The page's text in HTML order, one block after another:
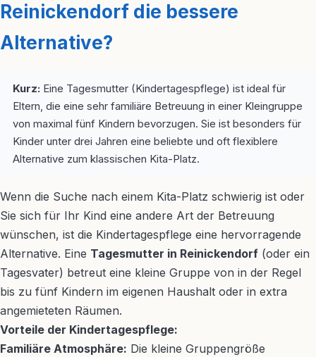
Reinickendorf die bessere
Alternative?
Kurz: Eine Tagesmutter (Kindertagespflege) ist ideal für
Eltern, die eine sehr familiäre Betreuung in einer Kleingruppe
von maximal fünf Kindern bevorzugen. Sie ist besonders für
Kinder unter drei Jahren eine beliebte und oft flexiblere
Alternative zum klassischen Kita-Platz.
Wenn die Suche nach einem Kita-Platz schwierig ist oder
Sie sich für Ihr Kind eine andere Art der Betreuung
wünschen, ist die Kindertagespflege eine hervorragende
Alternative. Eine Tagesmutter in Reinickendorf (oder ein
Tagesvater) betreut eine kleine Gruppe von in der Regel
bis zu fünf Kindern im eigenen Haushalt oder in extra
angemieteten Räumen.
Vorteile der Kindertagespflege:
Familiäre Atmosphäre: Die kleine Gruppengröße